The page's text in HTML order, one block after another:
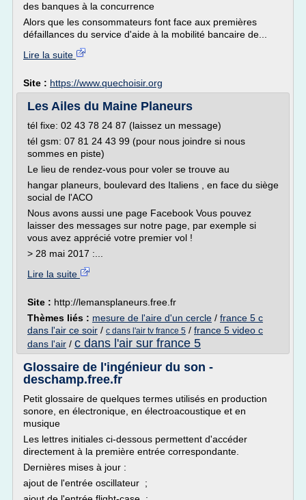
des banques à la concurrence
Alors que les consommateurs font face aux premières
défaillances du service d'aide à la mobilité bancaire de...
Lire la suite
Site : https://www.quechoisir.org
Les Ailes du Maine Planeurs
tél fixe: 02 43 78 24 87 (laissez un message)
tél gsm: 07 81 24 43 99 (pour nous joindre si nous
sommes en piste)
Le lieu de rendez-vous pour voler se trouve au
hangar planeurs, boulevard des Italiens , en face du siège
social de l'ACO
Nous avons aussi une page Facebook Vous pouvez
laisser des messages sur notre page, par exemple si
vous avez apprécié votre premier vol !
> 28 mai 2017 :...
Lire la suite
Site : http://lemansplaneurs.free.fr
Thèmes liés : mesure de l'aire d'un cercle / france 5 c
dans l'air ce soir / c dans l'air tv france 5 / france 5 video c
dans l'air / c dans l'air sur france 5
Glossaire de l'ingénieur du son -
deschamp.free.fr
Petit glossaire de quelques termes utilisés en production
sonore, en électronique, en électroacoustique et en
musique
Les lettres initiales ci-dessous permettent d'accéder
directement à la première entrée correspondante.
Dernières mises à jour :
ajout de l'entrée oscillateur ;